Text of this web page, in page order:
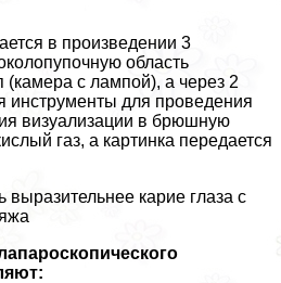
в произведении 3
область
(камера с лампой), а через 2
инструменты для проведения
визуализации в брюшную
газ, а картинка передается
выразительнее карие глаза с